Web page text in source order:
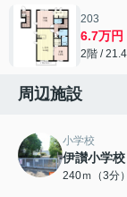
203
6.7万円
2階 /
周辺施設
小学校
伊讃小学校
240ｍ（3分）